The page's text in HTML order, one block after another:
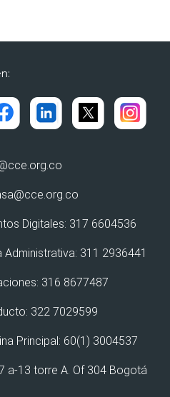
Digitales: 317 6604536
Administrativa: 311 2936441
316 8677487
322 7029599
Principal: 60(1) 3004537
a-13 torre A. Of 304 Bogotá